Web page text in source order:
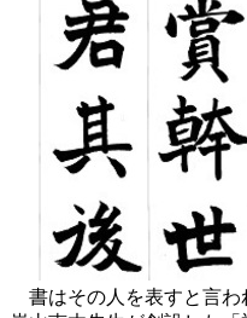
書はその人を表すと言わ